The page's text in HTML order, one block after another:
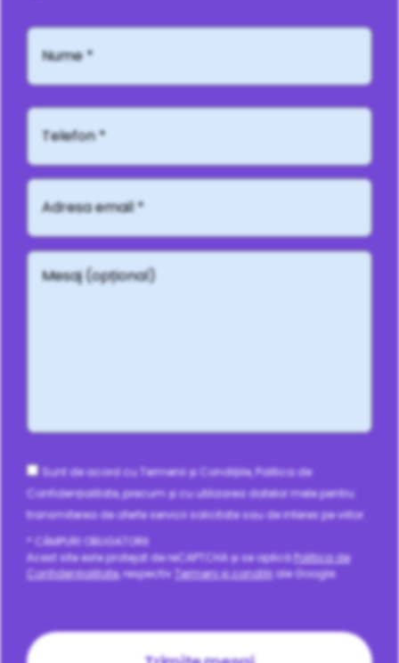
Mesaj
(opțional)
Nume
Telefon*
Adresă
email
* CÂMPURI OBLIGATORII
Acest site este protejat de reCAPTCHA și se aplicăPolitica de
Confidențialitate, respectiv Termeni și condițiiale Google.
Consent
Sunt de acord cu Termenii și Condițiile, Politica de
Confidențialitate, precum și cu utilizarea datelor mele pentru
transmiterea de oferte servicii solicitate sau de interes pe viitor.